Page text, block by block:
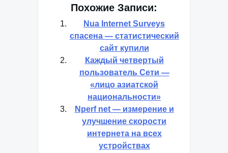
Похожие Записи:
Nua Internet Surveys
спасена — статистический
сайт купили
Каждый четвертый
пользователь Сети —
«лицо азиатской
национальности»
Nperf net — измерение и
улучшение скорости
интернета на всех
устройствах